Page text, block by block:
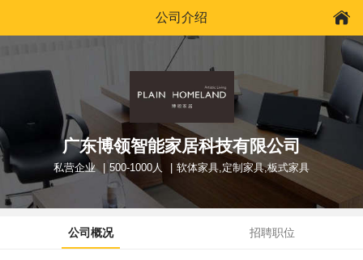
公司介绍
广东博领智能家居科技有限公司
私营企业 500-1000人 软体家具,定制家具,板式家具
公司概况 招聘职位